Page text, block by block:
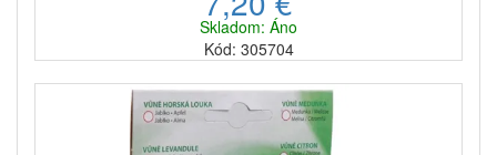
Skladom: Áno
Kód: 305704